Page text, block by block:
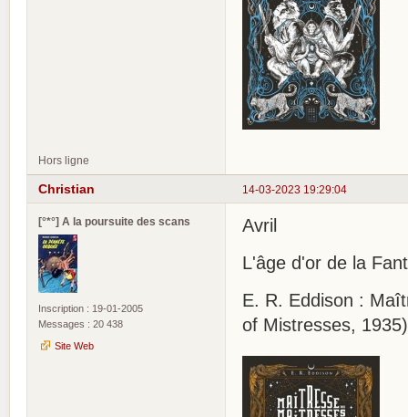
Hors ligne
14-03-2023 19:29:04
Christian
[°*°] A la poursuite des scans
Inscription : 19-01-2005
Messages : 20 438
Site Web
Avril
L'âge d'or de la
E. R. Eddison :
of Mistresses, 1935)